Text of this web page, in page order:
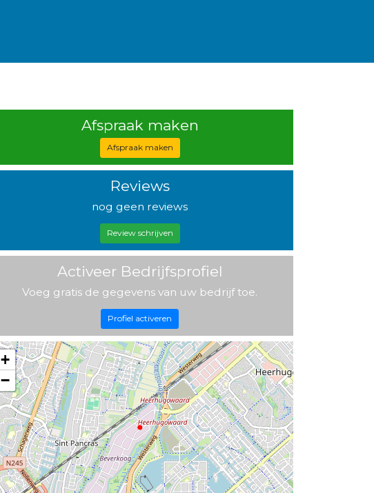
Afspraak maken
Afspraak maken
Reviews
nog geen reviews
Review schrijven
Activeer Bedrijfsprofiel
Voeg gratis de gegevens van uw bedrijf toe.
Profiel activeren
+
−